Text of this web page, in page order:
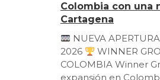
Colombia con una
Cartagena
NUEVA
2026
WINNER
COLOMBIA Winner
expansión en